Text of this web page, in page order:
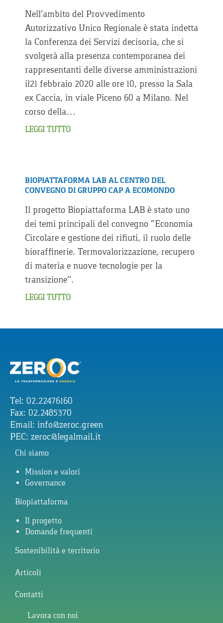
Nell’ambito del Provvedimento
Autorizzativo Unico Regionale è stata indetta
la Conferenza dei Servizi decisoria, che si
svolgerà alla presenza contemporanea dei
rappresentanti delle diverse amministrazioni
il21 febbraio 2020 alle ore 10, presso la Sala
ex Caccia, in viale Piceno 60 a Milano. Nel
corso della…
LEGGI TUTTO
BIOPIATTAFORMA LAB AL CENTRO DEL
CONVEGNO DI GRUPPO CAP A ECOMONDO
Il progetto Biopiattaforma LAB è stato uno
dei temi principali del convegno “Economia
Circolare e gestione dei rifiuti, il ruolo delle
bioraffinerie. Termovalorizzazione, recupero
di materia e nuove tecnologie per la
transizione’’.
LEGGI TUTTO
Tel: 02.22476160
Fax: 02.2485370
Email: info@zeroc.green
PEC: zeroc@legalmail.it
Chi siamo
Mission e valori
Governance
Biopiattaforma
Il progetto
Domande frequenti
Sostenibilità e territorio
Articoli
Contatti
Lavora con noi